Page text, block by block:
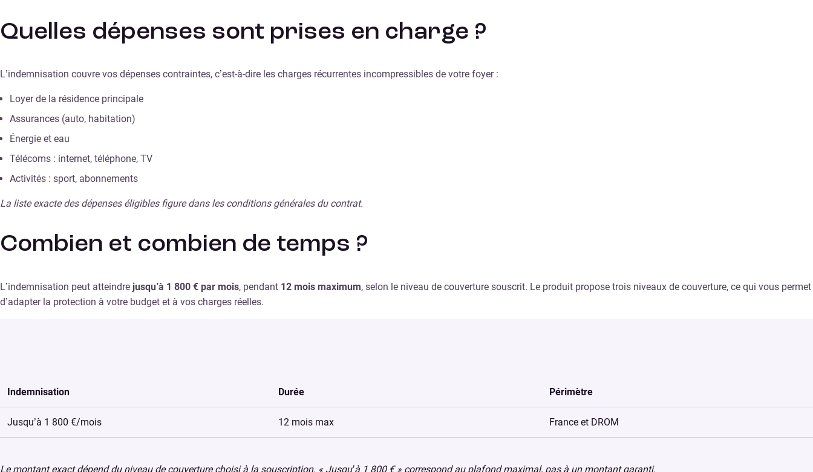
Quelles dépenses sont prises en charge ?
L’indemnisation couvre vos dépenses contraintes, c’est-à-dire les charges récurrentes incompressibles de votre foyer :
Loyer de la résidence principale
Assurances (auto, habitation)
Énergie et eau
Télécoms : internet, téléphone, TV
Activités : sport, abonnements
La liste exacte des dépenses éligibles figure dans les conditions générales du contrat.
Combien et combien de temps ?
L’indemnisation peut atteindre jusqu’à 1 800 € par mois, pendant 12 mois maximum, selon le niveau de couverture souscrit. Le produit propose trois niveaux de couverture, ce qui vous permet
d’adapter la protection à votre budget et à vos charges réelles.
Indemnisation Durée Périmètre
Jusqu’à 1 800 €/mois 12 mois max France et DROM
Le montant exact dépend du niveau de couverture choisi à la souscription. « Jusqu’à 1 800 € » correspond au plafond maximal, pas à un montant garanti.